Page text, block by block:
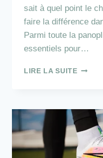
sait à quel point le
faire la différence
Parmi toute la
essentiels pour…
LIRE LA SUITE
POUR